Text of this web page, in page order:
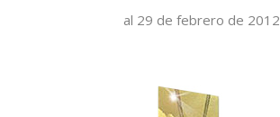
al 29 de febrero de 2012